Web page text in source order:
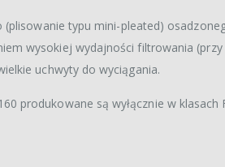
typu mini-pleated)
wysokiej wydajności filtrowania
uchwyty do wyciągania.
produkowane są wyłącznie w klasach